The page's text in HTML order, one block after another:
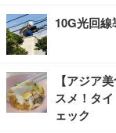
10G光回
【アジア
スメ！タ
ェック